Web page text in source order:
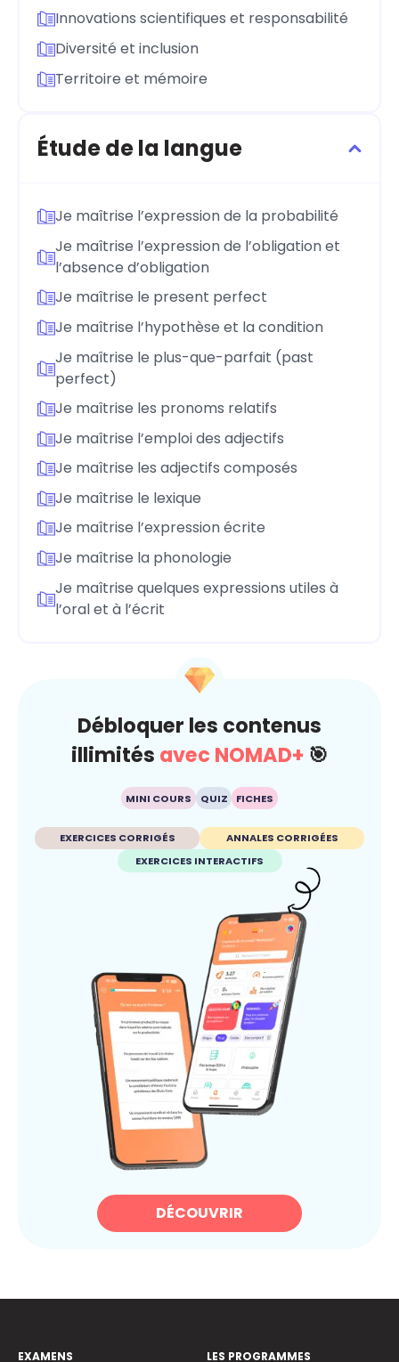
Innovations scientifiques et responsabilité
Diversité et inclusion
Territoire et mémoire
Étude de la langue
Je maîtrise l’expression de la probabilité
Je maîtrise l’expression de l’obligation et
l’absence d’obligation
Je maîtrise le present perfect
Je maîtrise l’hypothèse et la condition
Je maîtrise le plus-que-parfait (past
perfect)
Je maîtrise les pronoms relatifs
Je maîtrise l’emploi des adjectifs
Je maîtrise les adjectifs composés
Je maîtrise le lexique
Je maîtrise l’expression écrite
Je maîtrise la phonologie
Je maîtrise quelques expressions utiles à
l’oral et à l’écrit
Débloquer les contenus
illimités avec NOMAD+ 🎯
MINI COURS QUIZ FICHES
EXERCICES CORRIGÉS
ANNALES CORRIGÉES
EXERCICES INTERACTIFS
DÉCOUVRIR
EXAMENS LES PROGRAMMES